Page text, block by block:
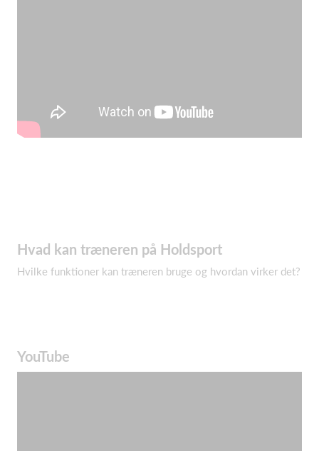
Hvad kan træneren på Holdsport
Hvilke funktioner kan træneren bruge og hvordan virker det?
YouTube